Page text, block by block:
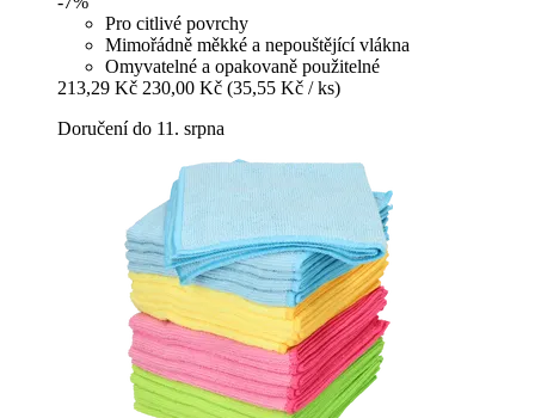
Pro citlivé povrchy
Mimořádně měkké a nepouštějící vlákna
Omyvatelné a opakovaně použitelné
213,29 Kč 230,00 Kč (35,55 Kč / ks)
Doručení do 11. srpna